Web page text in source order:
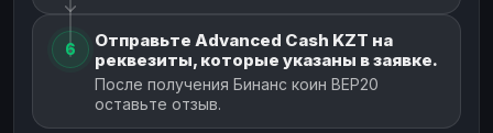
6
Отправьте Advanced Cash KZT на
реквезиты, которые указаны в заявке.
После получения Бинанс коин BEP20
оставьте отзыв.